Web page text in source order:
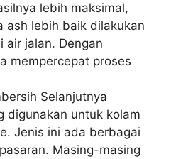
lebih maksimal,
ash lebih baik dilakukan
air jalan. Dengan
mempercepat proses
Selanjutnya
digunakan untuk kolam
Jenis ini ada berbagai
Masing-masing